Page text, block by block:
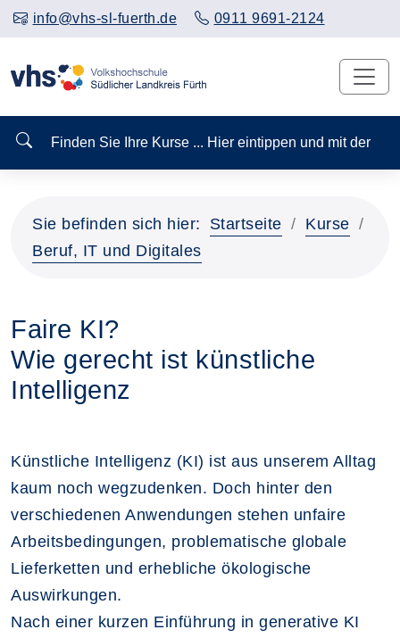
info@vhs-sl-fuerth.de 0911 9691-2124
Finden Sie Ihre Kurse ... Hier eintippen und mit
Sie befinden sich hier: Startseite
Kurse
Beruf, IT und Digitales
Faire KI?
Wie gerecht ist künstliche
Intelligenz
Künstliche Intelligenz (KI) ist aus unserem Alltag
kaum noch wegzudenken. Doch hinter den
verschiedenen Anwendungen stehen unfaire
Arbeitsbedingungen, problematische globale
Lieferketten und erhebliche ökologische
Auswirkungen.
Nach einer kurzen Einführung in generative KI